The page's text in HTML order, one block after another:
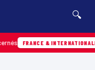
🔍
FRANCE & INTERNATIONALE